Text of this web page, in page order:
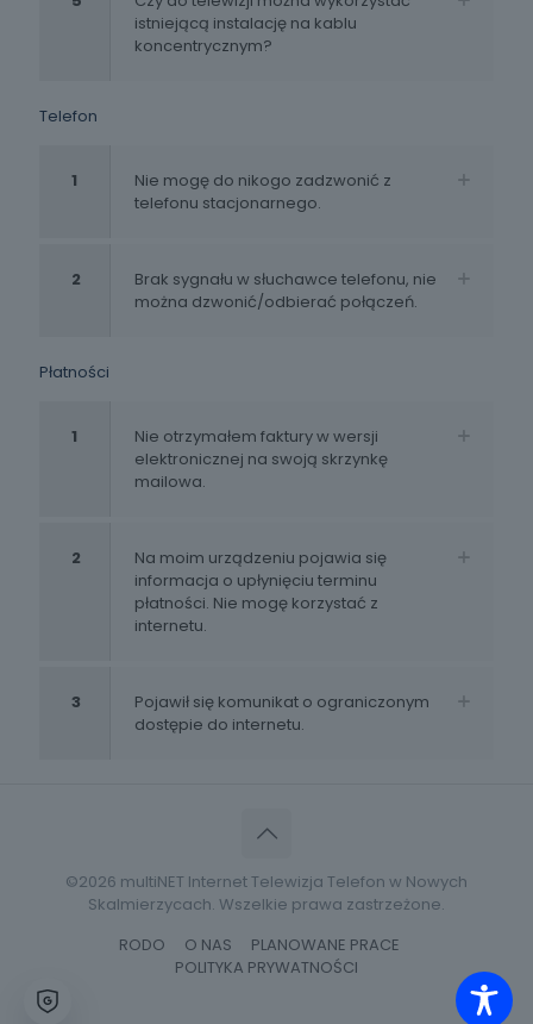
istniejącą instalację na kablu
koncentrycznym?
Telefon
1
Nie mogę do nikogo zadzwonić z
telefonu stacjonarnego.
2
Brak sygnału w słuchawce telefonu, nie
można dzwonić/odbierać połączeń.
Płatności
1
Nie otrzymałem faktury w wersji
elektronicznej na swoją skrzynkę
mailowa.
2
Na moim urządzeniu pojawia się
informacja o upłynięciu terminu
płatności. Nie mogę korzystać z
internetu.
3
Pojawił się komunikat o ograniczonym
dostępie do internetu.
©2026 multiNET Internet Telewizja Telefon w Nowych
Skalmierzycach. Wszelkie prawa zastrzeżone.
RODO
O NAS
PLANOWANE PRACE
POLITYKA PRYWATNOŚCI